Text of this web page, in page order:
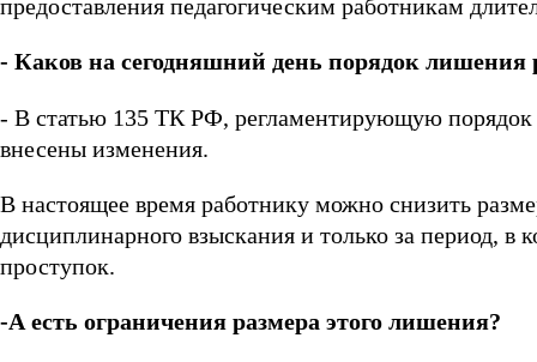
предоставления педагогическим работникам
- Каков на сегодняшний день порядок лишения
- В статью 135 ТК РФ, регламентирующую порядок
внесены изменения.
В настоящее время работнику можно снизить
дисциплинарного взыскания и только за период,
проступок.
-А есть ограничения размера этого лишения?